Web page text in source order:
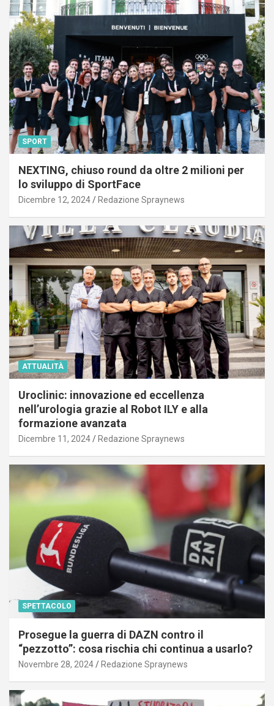
SPORT
NEXTING, chiuso round da oltre 2 milioni per
lo sviluppo di SportFace
Dicembre 12, 2024 Redazione Spraynews
ATTUALITÀ
Uroclinic: innovazione ed eccellenza
nell’urologia grazie al Robot ILY e alla
formazione avanzata
Dicembre 11, 2024 Redazione Spraynews
SPETTACOLO
Prosegue la guerra di DAZN contro il
“pezzotto”: cosa rischia chi continua a usarlo?
Novembre 28, 2024 Redazione Spraynews